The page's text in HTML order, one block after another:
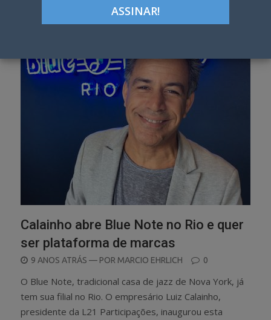
Promo & Live
Calainho abre Blue Note no Rio e quer
ser plataforma de marcas
POSTED
ON
9 ANOS ATRÁS — POR MARCIO EHRLICH 0
O Blue Note, tradicional casa de jazz de Nova York, já
tem sua filial no Rio. O empresário Luiz Calainho,
presidente da L21 Participações, inaugurou esta